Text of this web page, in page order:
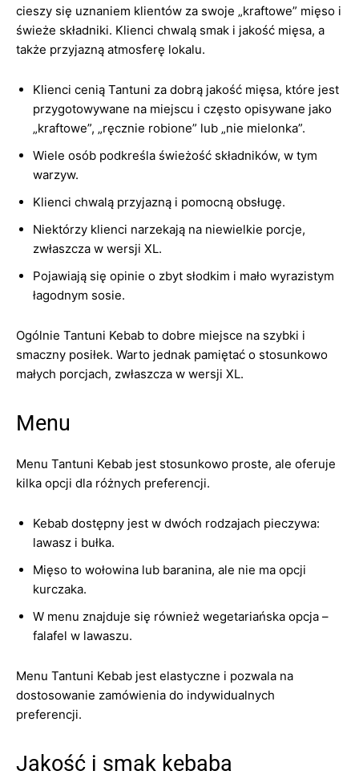
cieszy się uznaniem klientów za swoje „kraftowe” mięso i
świeże składniki. Klienci chwalą smak i jakość mięsa, a
także przyjazną atmosferę lokalu.
Klienci cenią Tantuni za dobrą jakość mięsa, które jest
przygotowywane na miejscu i często opisywane jako
„kraftowe”, „ręcznie robione” lub „nie mielonka”.
Wiele osób podkreśla świeżość składników, w tym
warzyw.
Klienci chwalą przyjazną i pomocną obsługę.
Niektórzy klienci narzekają na niewielkie porcje,
zwłaszcza w wersji XL.
Pojawiają się opinie o zbyt słodkim i mało wyrazistym
łagodnym sosie.
Ogólnie Tantuni Kebab to dobre miejsce na szybki i
smaczny posiłek. Warto jednak pamiętać o stosunkowo
małych porcjach, zwłaszcza w wersji XL.
Menu
Menu Tantuni Kebab jest stosunkowo proste, ale oferuje
kilka opcji dla różnych preferencji.
Kebab dostępny jest w dwóch rodzajach pieczywa:
lawasz i bułka.
Mięso to wołowina lub baranina, ale nie ma opcji
kurczaka.
W menu znajduje się również wegetariańska opcja –
falafel w lawaszu.
Menu Tantuni Kebab jest elastyczne i pozwala na
dostosowanie zamówienia do indywidualnych
preferencji.
Jakość i smak kebaba